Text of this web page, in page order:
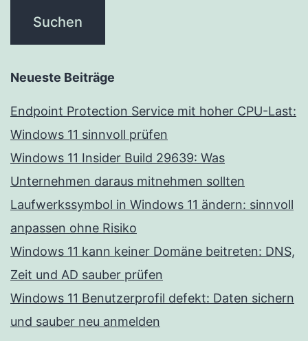
Neueste Beiträge
Endpoint Protection Service mit hoher CPU-Last:
Windows 11 sinnvoll prüfen
Windows 11 Insider Build 29639: Was
Unternehmen daraus mitnehmen sollten
Laufwerkssymbol in Windows 11 ändern: sinnvoll
anpassen ohne Risiko
Windows 11 kann keiner Domäne beitreten: DNS,
Zeit und AD sauber prüfen
Windows 11 Benutzerprofil defekt: Daten sichern
und sauber neu anmelden